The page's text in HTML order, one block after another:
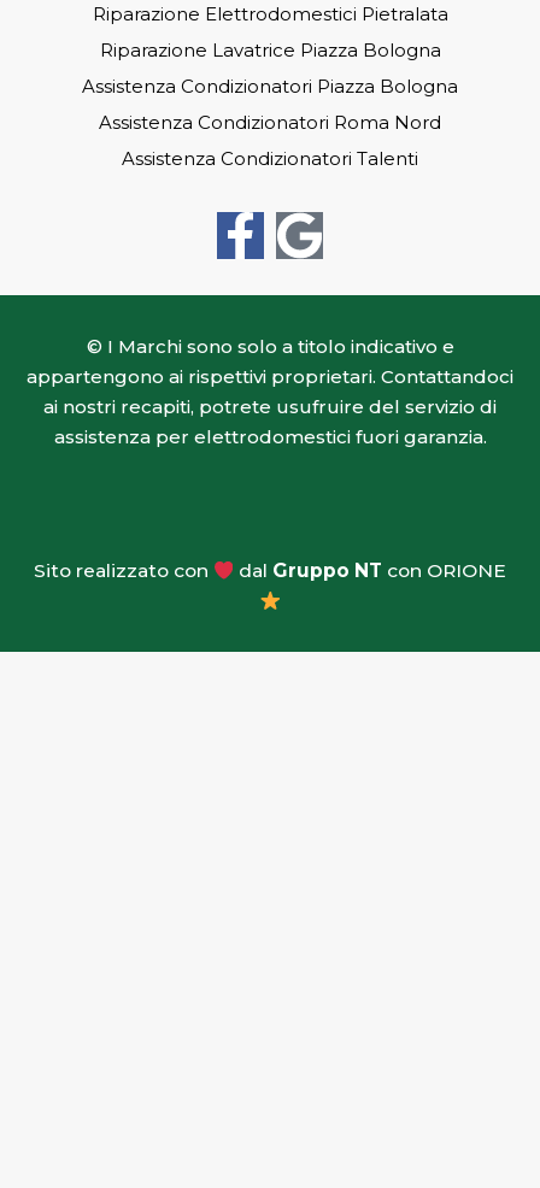
Riparazione Elettrodomestici Pietralata
Riparazione Lavatrice Piazza Bologna
Assistenza Condizionatori Piazza Bologna
Assistenza Condizionatori Roma Nord
Assistenza Condizionatori Talenti
F
a
c
e
b
k
f
G
o
o
g
l
© I Marchi sono solo a titolo indicativo e
appartengono ai rispettivi proprietari. Contattandoci
ai nostri recapiti, potrete usufruire del servizio di
assistenza per elettrodomestici fuori garanzia.
Sito realizzato con dal Gruppo NT con ORIONE